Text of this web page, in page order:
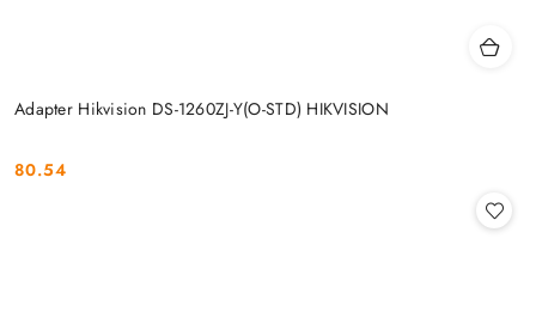
Adapter Hikvision DS-1260ZJ-Y(O-STD) HIKVISION
Cena:
80.54